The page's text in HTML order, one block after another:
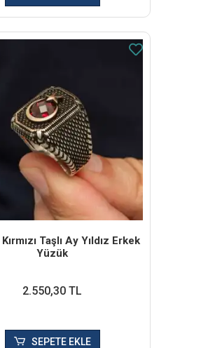
Taşlı Ay Yıldız Erkek
Yüzük
2.550,30 TL
SEPETE EKLE